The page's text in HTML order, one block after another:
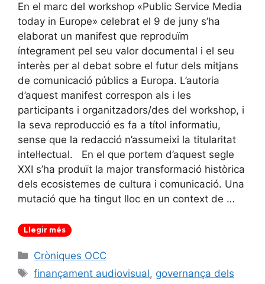
En el marc del workshop «Public Service Media
today in Europe» celebrat el 9 de juny s’ha
elaborat un manifest que reproduïm
íntegrament pel seu valor documental i el seu
interès per al debat sobre el futur dels mitjans
de comunicació públics a Europa. L’autoria
d’aquest manifest correspon als i les
participants i organitzadors/des del workshop, i
la seva reproducció es fa a títol informatiu,
sense que la redacció n’assumeixi la titularitat
intel·lectual. En el que portem d’aquest segle
XXI s’ha produït la major transformació històrica
dels ecosistemes de cultura i comunicació. Una
mutació que ha tingut lloc en un context de …
Llegir més
Categories
Cròniques OCC
Etiquetes
finançament audiovisual, governança dels